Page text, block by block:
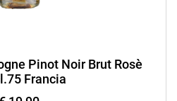
Pinot Noir Brut Rosè
Francia